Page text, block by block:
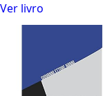
Capital Estrangeiro
Ver livro